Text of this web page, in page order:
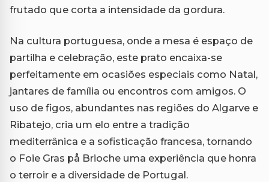
frutado que corta a intensidade da gordura.
Na cultura portuguesa, onde a mesa é espaço de
partilha e celebração, este prato encaixa-se
perfeitamente em ocasiões especiais como Natal,
jantares de família ou encontros com amigos. O
uso de figos, abundantes nas regiões do Algarve e
Ribatejo, cria um elo entre a tradição
mediterrânica e a sofisticação francesa, tornando
o Foie Gras på Brioche uma experiência que honra
o terroir e a diversidade de Portugal.